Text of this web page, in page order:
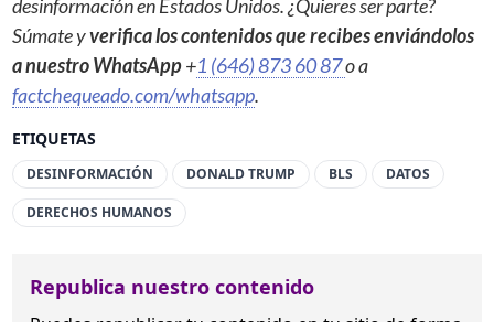
ETIQUETAS
DESINFORMACIÓN DONALD TRUMP BLS DATOS
DERECHOS HUMANOS
desinformación en Estados Unidos. ¿Quieres ser parte?
Súmate yverifica los contenidos que recibes enviándolos
a nuestro WhatsApp+1 (646) 873 60 87o a
factchequeado.com/whatsapp.
Republica nuestro contenido